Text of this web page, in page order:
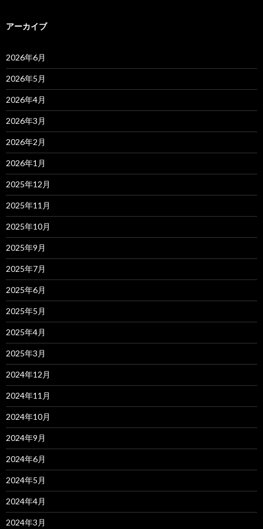
アーカイブ
2026年6月
2026年5月
2026年4月
2026年3月
2026年2月
2026年1月
2025年12月
2025年11月
2025年10月
2025年9月
2025年7月
2025年6月
2025年5月
2025年4月
2025年3月
2024年12月
2024年11月
2024年10月
2024年9月
2024年6月
2024年5月
2024年4月
2024年3月